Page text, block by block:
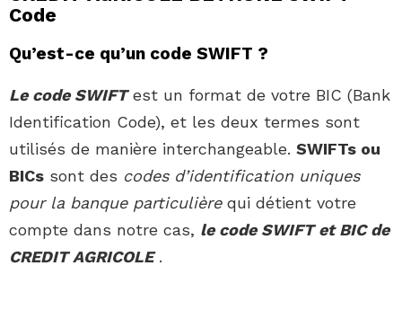
Code
Qu’est-ce qu’un code SWIFT ?
Le code SWIFTest un format de votre BIC (Bank
Identification Code), et les deux termes sont
utilisés de manière interchangeable. SWIFTs ou
BICs sont des codes d’identification uniques
pour la banque particulière qui détient votre
compte dans notre cas, le code SWIFT et BIC de
CREDIT AGRICOLE.